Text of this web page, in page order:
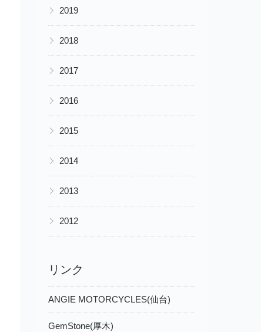
▶ 2019
▶ 2018
▶ 2017
▶ 2016
▶ 2015
▶ 2014
▶ 2013
▶ 2012
リンク
ANGIE MOTORCYCLES(仙台)
GemStone(厚木)